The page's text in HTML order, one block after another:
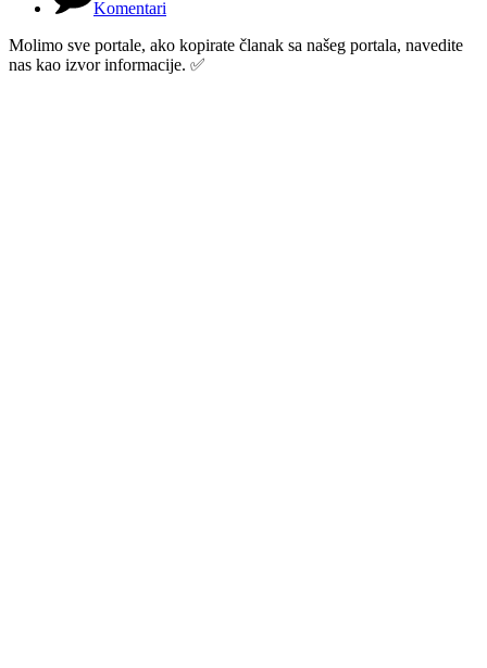
Komentari
Molimo sve portale, ako kopirate članak sa našeg portala, navedite
nas kao izvor informacije. ✅